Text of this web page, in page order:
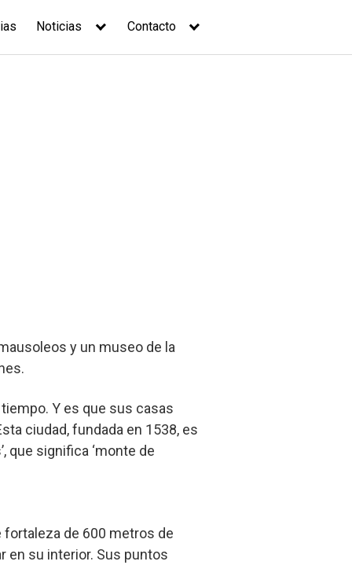
Noticias Contacto
y un museo de la
Y es que sus casas
ciudad, fundada en 1538, es
que significa ‘monte de
fortaleza de 600 metros de
en su interior. Sus puntos